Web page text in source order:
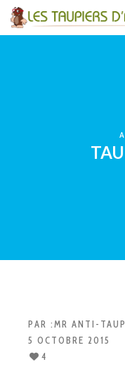
PAR :MR ANTI-
5 OCTOBRE 2015
4